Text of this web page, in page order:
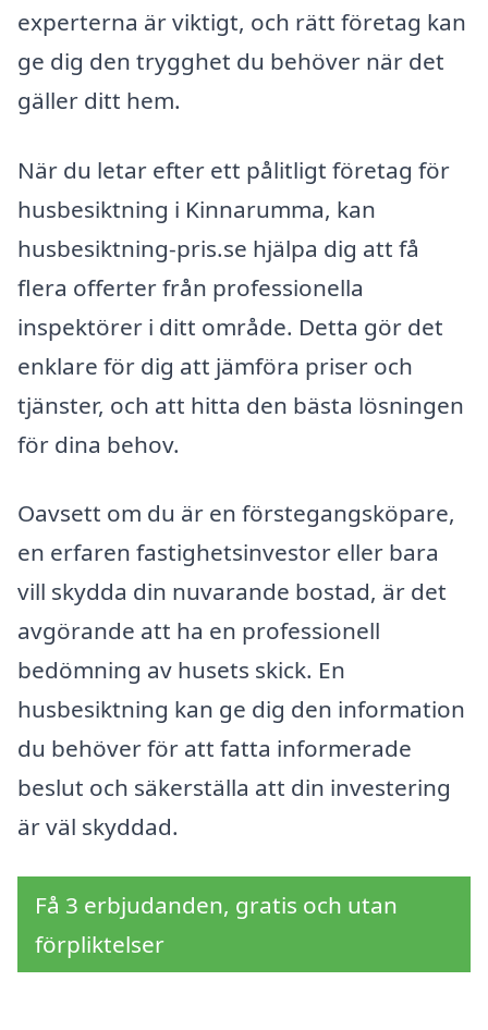
experterna är viktigt, och rätt företag kan
ge dig den trygghet du behöver när det
gäller ditt hem.
När du letar efter ett pålitligt företag för
husbesiktning i Kinnarumma, kan
husbesiktning-pris.se hjälpa dig att få
flera offerter från professionella
inspektörer i ditt område. Detta gör det
enklare för dig att jämföra priser och
tjänster, och att hitta den bästa lösningen
för dina behov.
Oavsett om du är en förstegangsköpare,
en erfaren fastighetsinvestor eller bara
vill skydda din nuvarande bostad, är det
avgörande att ha en professionell
bedömning av husets skick. En
husbesiktning kan ge dig den information
du behöver för att fatta informerade
beslut och säkerställa att din investering
är väl skyddad.
Få 3 erbjudanden, gratis och utan
förpliktelser